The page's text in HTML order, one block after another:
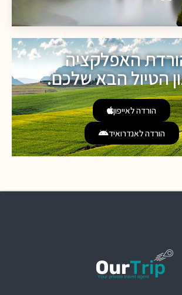
האפלקציה
הטיול הבא שלכם.
הורדה לאייפון
הורדה לאנדרואיד